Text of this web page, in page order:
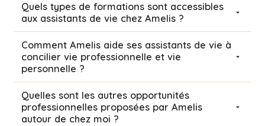
Quels types de formations sont accessibles
aux assistants de vie chez Amelis ?
Comment Amelis aide ses assistants de vie à
concilier vie professionnelle et vie
personnelle ?
Quelles sont les autres opportunités
professionnelles proposées par Amelis
autour de chez moi ?